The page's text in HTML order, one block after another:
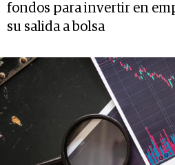
fondos para invertir en
su salida a bolsa